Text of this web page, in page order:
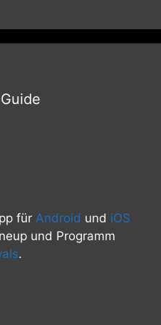
für Android und iOS
und Programm
.